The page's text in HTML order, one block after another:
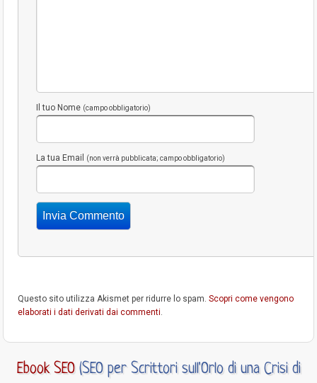
Il tuo Nome (campo obbligatorio)
La tua Email (non verrà pubblicata; campo obbligatorio)
Questo sito utilizza Akismet per ridurre lo spam.Scopri come vengono
elaborati i dati derivati dai commenti
Ebook SEO(SEO per Scrittori sull'Orlo di una Crisi di